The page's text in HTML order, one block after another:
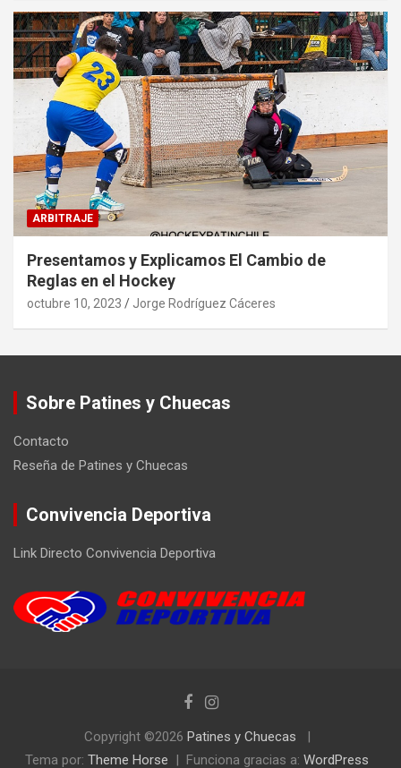
ARBITRAJE
Presentamos y Explicamos El Cambio de
Reglas en el Hockey
octubre 10, 2023 Jorge Rodríguez Cáceres
Sobre Patines y Chuecas
Contacto
Reseña de Patines y Chuecas
Convivencia Deportiva
Link Directo Convivencia Deportiva
Copyright ©2026 Patines y Chuecas
Tema por: Theme Horse Funciona gracias a: WordPress